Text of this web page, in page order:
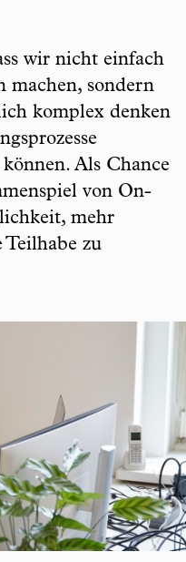
wir nicht einfach
machen, sondern
komplex denken
Als Chance
von On-
mehr
Teilhabe zu